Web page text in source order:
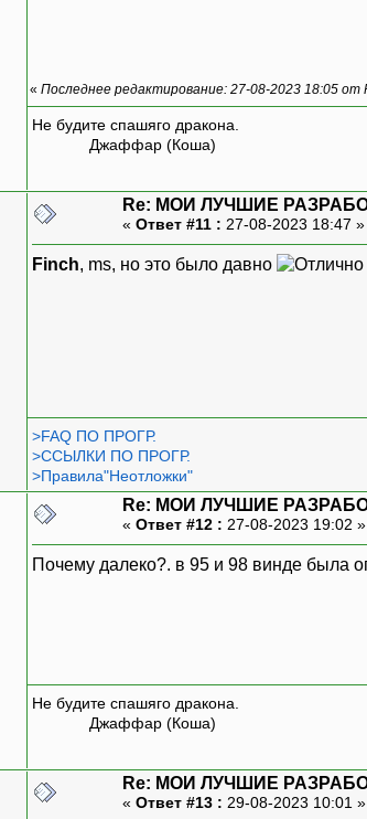
« Последнее редактирование: 27-08-2023 18:05 от
Не будите спашяго дракона.
Джаффар (Коша)
Re: МОИ ЛУЧШИЕ
« Ответ #11 : 27-08-2023 18:47 »
Finch, ms, но это было давно
>FAQ ПО ПРОГР.
>ССЫЛКИ ПО ПРОГР.
>Правила"Неотложки"
Re: МОИ ЛУЧШИЕ
« Ответ #12 : 27-08-2023 19:02 »
Почему далеко?. в 95 и 98 винде была
Не будите спашяго дракона.
Джаффар (Коша)
Re: МОИ ЛУЧШИЕ
« Ответ #13 : 29-08-2023 10:01 »